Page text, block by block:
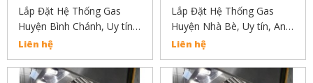
Lắp Đặt Hệ Thống Gas
Huyện Bình Chánh, Uy tín,
An Toàn, Chất Lượng Liên
Hẹ : 02838304030
Liên hệ
Lắp Đặt Hệ Thống Gas
Huyện Nhà Bè, Uy tín, An
Toàn, Chất Lượng Liên Hệ
02838304030
Liên hệ